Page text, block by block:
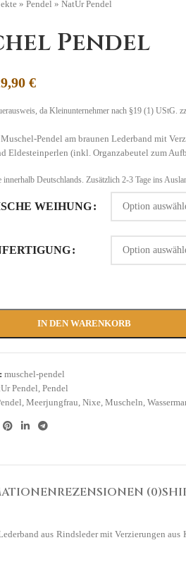
»Pendel »NatUr Pendel
Pendel
€
da Kleinunternehmer nach §19 (1) UStG.
Pendel am braunen Lederband mit
Eldesteinperlen (inkl. Organzabeutel zum
innerhalb Deutschlands. Zusätzlich 2-3 Tage ins
WEIHUNG
IN DEN WARENKORB
muschel-pendel
Pendel Pendel
Meerjungfrau Nixe Muscheln
REZENSIONEN (0)
aus Rindsleder mit Verzierungen